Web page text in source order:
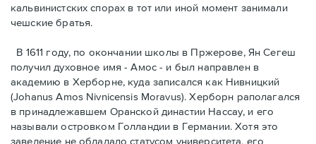
кальвинистских спорах в тот или иной момент занимали
чешские братья.
В 1611 году, по окончании школы в Пржерове, Ян Сегеш
получил духовное имя - Амос - и был направлен в
академию в Хербoрне, куда записался как Нивницкий
(Johanus Amos Nivnicensis Moravus). Херборн раполагался
в принадлежавшем Оранской династии Нассау, и его
называли островком Голландии в Германии. Хотя это
заведение не обладало статусом университета, его